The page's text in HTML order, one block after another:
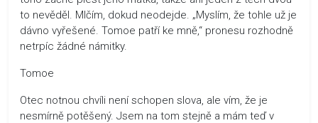
to nevěděl. Mlčím, dokud neodejde. „Myslím, že tohle už je
dávno vyřešené. Tomoe patří ke mně,“ pronesu rozhodně
netrpíc žádné námitky.
Tomoe
Otec notnou chvíli není schopen slova, ale vím, že je
nesmírně potěšený. Jsem na tom stejně a mám teď v